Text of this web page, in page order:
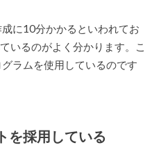
に10分かかるといわれてお
いるのがよく分かります。こ
ラムを使用しているのです
を採用している